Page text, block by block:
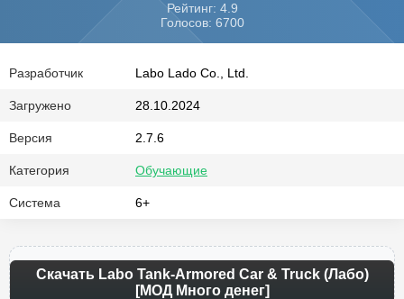
Рейтинг: 4.9
Голосов: 6700
Разработчик Labo Lado Co., Ltd.
Загружено 28.10.2024
Версия 2.7.6
Категория Обучающие
Система 6+
Скачать Labo Tank-Armored Car & Truck (Лабо)
[МОД Много денег]